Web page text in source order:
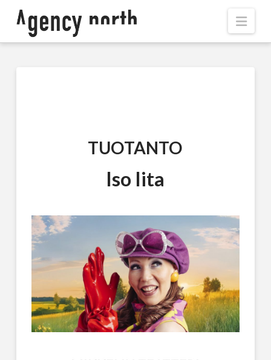
TUOTANTO
Iso Iita